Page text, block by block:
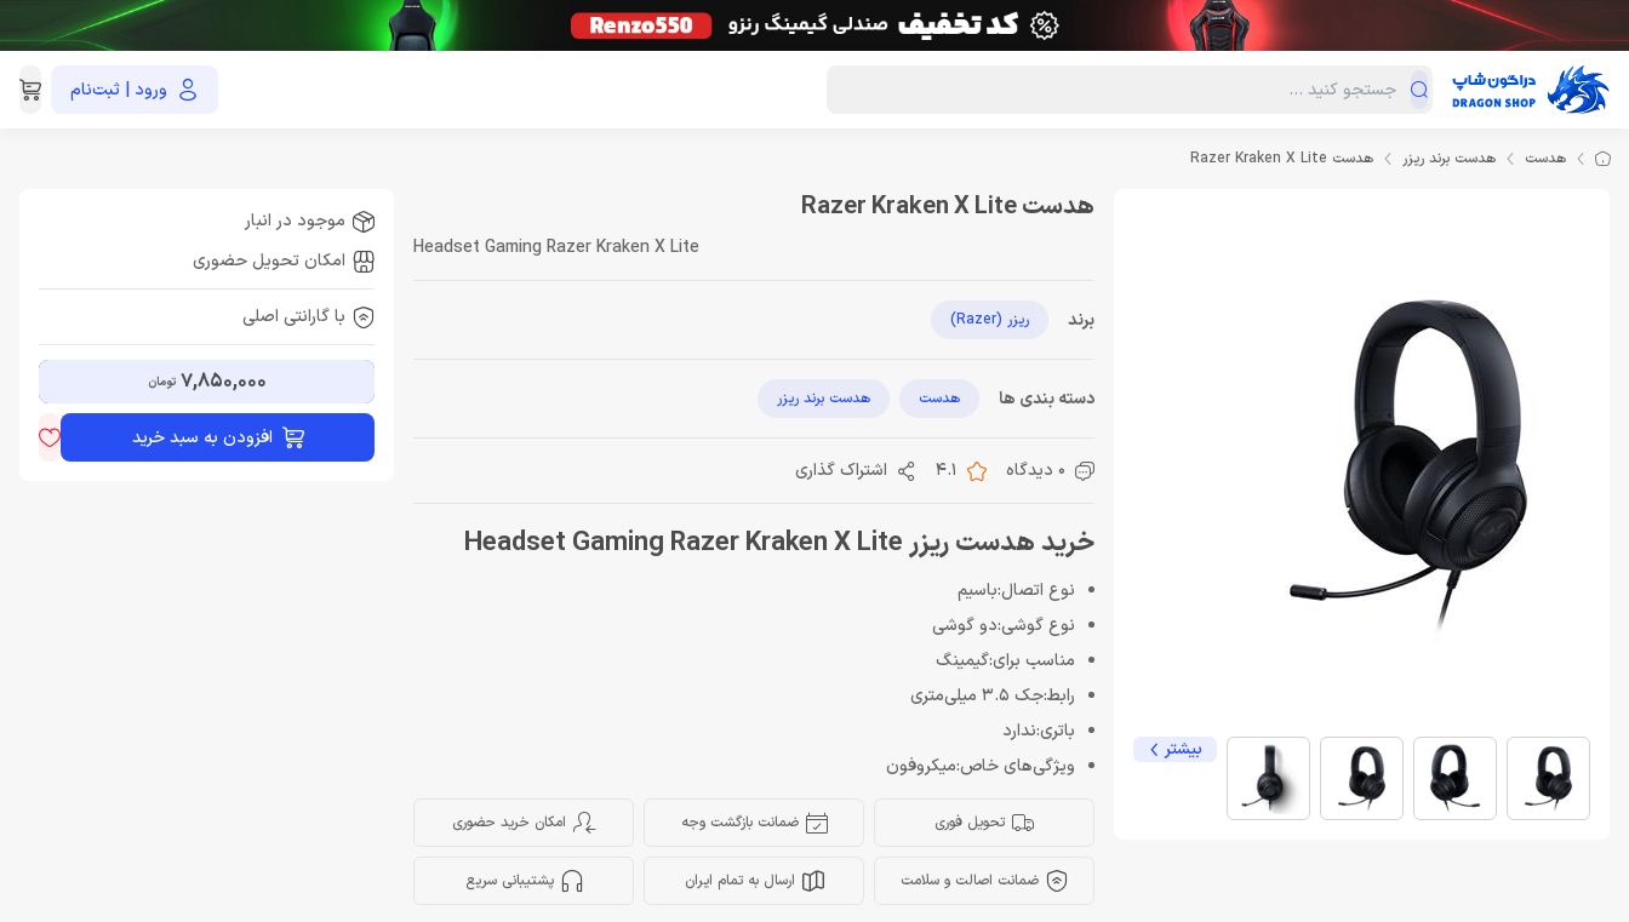
ورود | ثبت‌نام دسته‌بندی محصولات فروش ویژه 021-91035390
هدست هدست برند ریزر هدست Razer Kraken X Lite
بیشتر
هدست Razer Kraken X Lite
Headset Gaming Razer Kraken X Lite
برند ریزر (Razer)
دسته بندی ها هدست هدست برند ریزر
0 دیدگاه 4.1 اشتراک گذاری
خرید هدست ریزر Headset Gaming Razer Kraken X Lite
نوع اتصال:باسیم
نوع گوشی:دو گوشی
مناسب برای:گیمینگ
رابط:جک 3.5 میلی‌متری
باتری:ندارد
ویژگی‌های خاص:میکروفون
تحویل فوری ضمانت بازگشت وجه امکان خرید حضوری
ضمانت اصالت و سلامت ارسال به تمام ایران پشتیبانی سریع
موجود در انبار
امکان تحویل حضوری
با گارانتی اصلی
7,850,000 تومان
افزودن به سبد خرید